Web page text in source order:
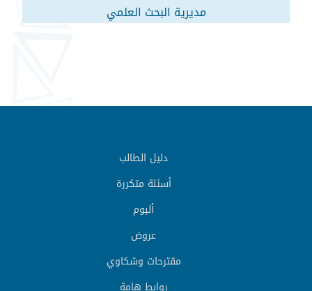
مديرية البحث العلمي
دليل الطالب
أسئلة متكررة
ألبوم
عروض
مقترحات وشكاوي
روابط هامة